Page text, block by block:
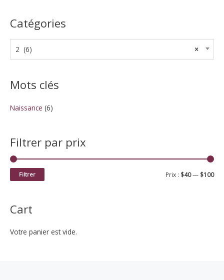
h
c
e
r
:
Catégories
×
2 (6)
Mots clés
Naissance (6)
Filtrer par prix
PP
Filtrer Prix : $40— $100
Cart
Votre panier est vide.